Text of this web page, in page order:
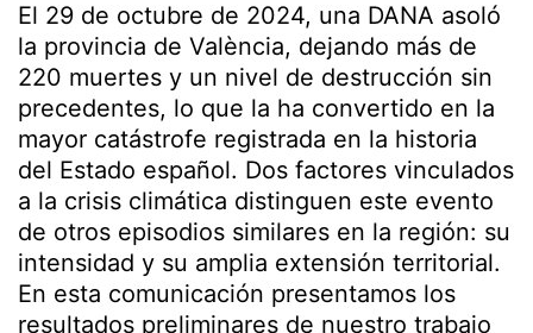
El 29 de octubre de 2024, una DANA asoló
la provincia de València, dejando más de
220 muertes y un nivel de destrucción sin
precedentes, lo que la ha convertido en la
mayor catástrofe registrada en la historia
del Estado español. Dos factores vinculados
a la crisis climática distinguen este evento
de otros episodios similares en la región: su
intensidad y su amplia extensión territorial.
En esta comunicación presentamos los
resultados preliminares de nuestro trabajo